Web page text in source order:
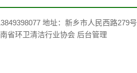
地址：新乡市人民西路279号
省环卫清洁行业协会 后台管理